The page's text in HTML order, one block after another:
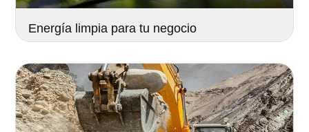
Energía limpia para tu negocio